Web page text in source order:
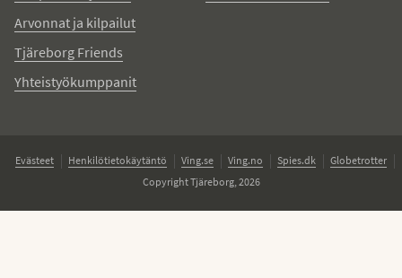
Arvonnat ja kilpailut
Tjäreborg Friends
Yhteistyökumppanit
Evästeet Henkilötietokäytäntö Ving.se Ving.no Spies.dk
Globetrotter
Copyright Tjäreborg, 2026